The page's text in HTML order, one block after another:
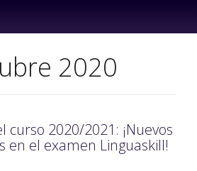
content
2020
curso 2020/2021: ¡Nuevos
en el examen Linguaskill!